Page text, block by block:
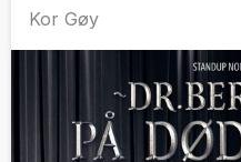
Kor Gøy